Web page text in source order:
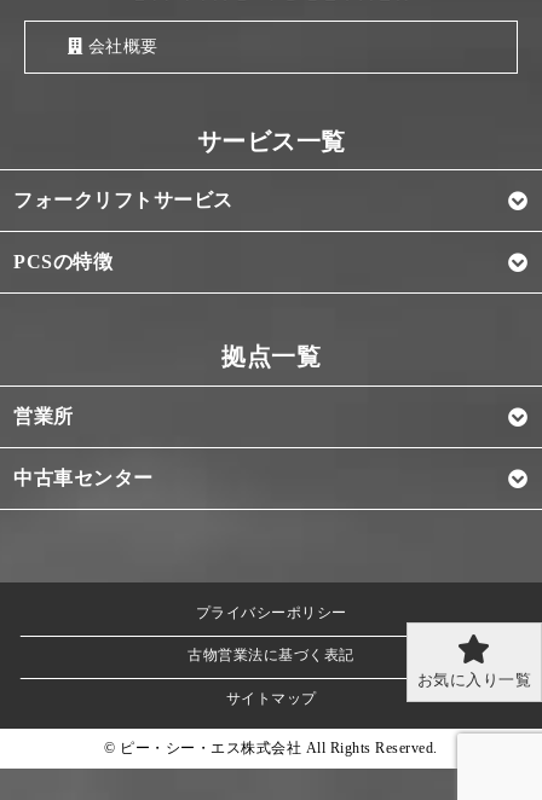
お気に入り一覧
会社概要
フォークリフトサービス
PCSの特徴
営業所
中古車センター
プライバシーポリシー
古物営業法に基づく表記
サイトマップ
© ピー・シー・エス株式会社 All Rights Reserved.